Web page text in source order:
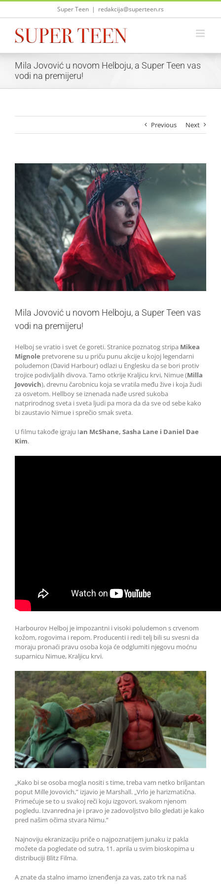
Skip
Super Teen | redakcija@superteen.rs
Mila Jovović u novom Helboju, a Super Teen vas
vodi na premijeru!
Previous Next
Mila Jovović u novom Helboju, a Super Teen vas
vodi na premijeru!
Helboj se vratio i svet će goreti. Stranice poznatog stripa Mikea
Mignole pretvorene su u priču punu akcije u kojoj legendarni
poludemon (David Harbour) odlazi u Englesku da se bori protiv
trojice podivljalih divova. Tamo otkrije Kraljicu krvi, Nimue (Milla
Jovovich), drevnu čarobnicu koja se vratila među žive i koja žudi
za osvetom. Hellboy se iznenada nađe usred sukoba
natprirodnog sveta i sveta ljudi pa mora da da sve od sebe kako
bi zaustavio Nimue i sprečio smak sveta.
U filmu takođe igraju Ian McShane, Sasha Lane i Daniel Dae
Kim.
Harbourov Helboj je impozantni i visoki poludemon s crvenom
kožom, rogovima i repom. Producenti i redi telj bili su svesni da
moraju pronaći pravu osoba koja će odglumiti njegovu moćnu
suparnicu Nimue, Kraljicu krvi.
„Kako bi se osoba mogla nositi s time, treba vam netko briljantan
poput Mille Jovovich,” izjavio je Marshall. „Vrlo je harizmatična.
Primećuje se to u svakoj reči koju izgovori, svakom njenom
pogledu. Izvanredna je i pravo je zadovoljstvo bilo gledati je kako
pred našim očima stvara Nimu.”
Najnoviju ekranizaciju priče o najpoznatijem junaku iz pakla
možete da pogledate od sutra, 11. aprila u svim bioskopima u
distribuciji Blitz Filma.
A znate da stalno imamo iznenđenja za vas, zato trk na naš